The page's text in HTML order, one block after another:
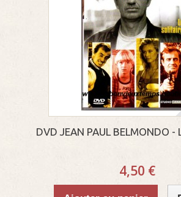
DVD JEAN PAUL BELMONDO -
4,50 €